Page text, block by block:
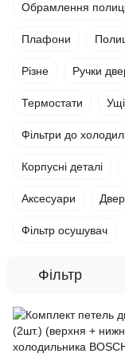
Обрамлення
Плафони
Різне Ручки
Термостати
Фільтри до
Корпусні деталі
Аксесуари
Фільтр осушувач
Фільтр